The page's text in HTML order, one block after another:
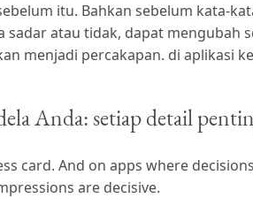
itu. Bahkan sebelum kata-
sadar atau tidak, dapat
menjadi percakapan. di aplikasi
Anda: setiap detail
card. And on apps where
are decisive.